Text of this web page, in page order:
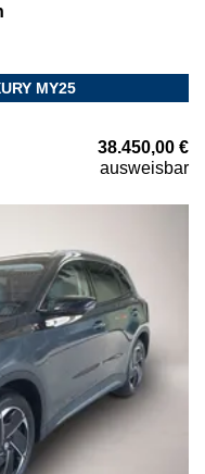
MY25
38.450,00 €
ausweisbar